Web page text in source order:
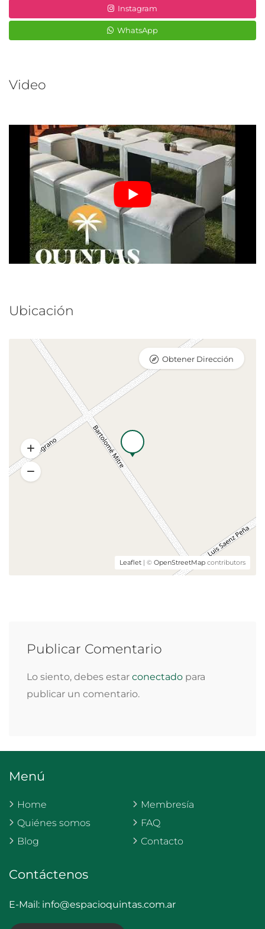
Instagram
WhatsApp
Video
Ubicación
Leaflet | © OpenStreetMap contributors
Obtener Dirección
Publicar Comentario
Lo siento, debes estar conectado para
publicar un comentario.
Menú
Home
Quiénes somos
Blog
Membresía
FAQ
Contacto
Contáctenos
E-Mail: info@espacioquintas.com.ar